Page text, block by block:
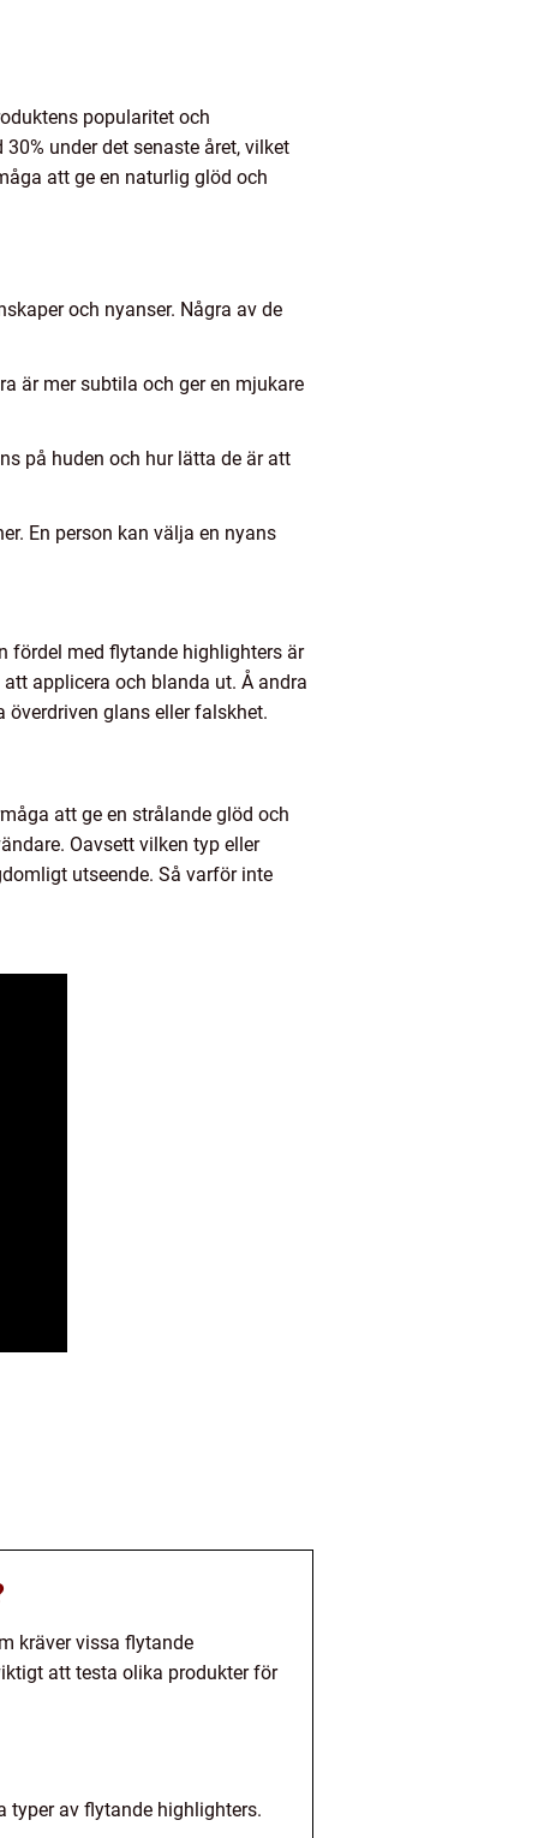
popularitet och
under det senaste året, vilket
att ge en naturlig glöd och
och nyanser. Några av de
är mer subtila och ger en mjukare
på huden och hur lätta de är att
En person kan välja en nyans
fördel med flytande highlighters är
applicera och blanda ut. Å andra
glans eller falskhet.
att ge en strålande glöd och
Oavsett vilken typ eller
utseende. Så varför inte
kräver vissa flytande
att testa olika produkter för
typer av flytande highlighters.